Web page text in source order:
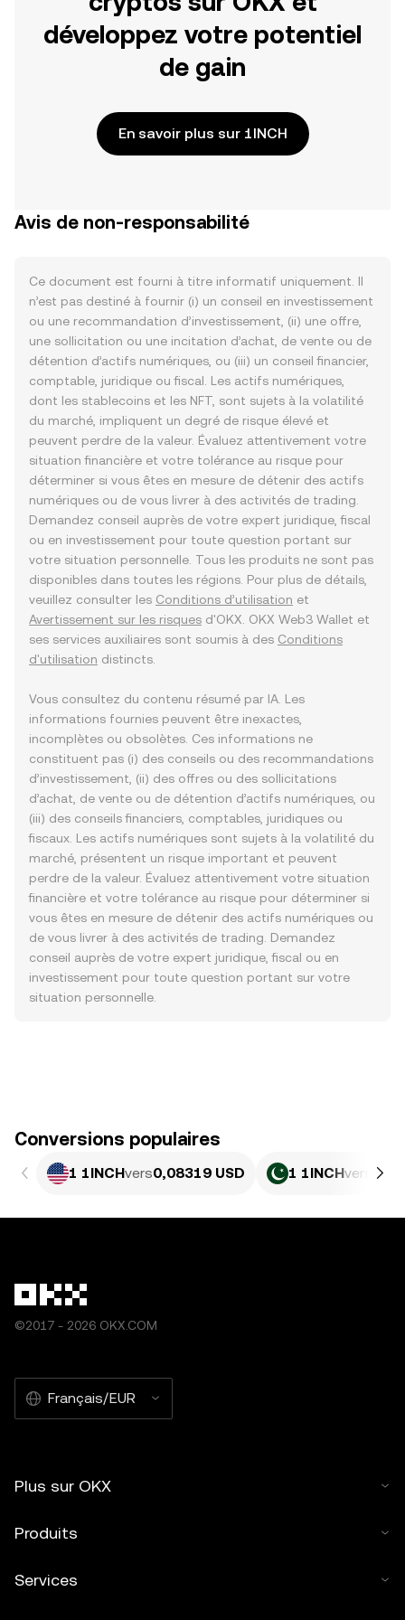
développez votre potentiel
de gain
En savoir plus sur 1INCH
Avis de non-responsabilité
Ce document est fourni à titre informatif uniquement. Il
n’est pas destiné à fournir (i) un conseil en investissement
ou une recommandation d’investissement, (ii) une offre,
une sollicitation ou une incitation d’achat, de vente ou de
détention d’actifs numériques, ou (iii) un conseil financier,
comptable, juridique ou fiscal. Les actifs numériques,
dont les stablecoins et les NFT, sont sujets à la volatilité
du marché, impliquent un degré de risque élevé et
peuvent perdre de la valeur. Évaluez attentivement votre
situation financière et votre tolérance au risque pour
déterminer si vous êtes en mesure de détenir des actifs
numériques ou de vous livrer à des activités de trading.
Demandez conseil auprès de votre expert juridique, fiscal
ou en investissement pour toute question portant sur
votre situation personnelle. Tous les produits ne sont pas
disponibles dans toutes les régions. Pour plus de détails,
veuillez consulter les Conditions d’utilisation et
Avertissement sur les risques d'OKX. OKX Web3 Wallet et
ses services auxiliaires sont soumis à des Conditions
d'utilisation distincts.
Vous consultez du contenu résumé par IA. Les
informations fournies peuvent être inexactes,
incomplètes ou obsolètes. Ces informations ne
constituent pas (i) des conseils ou des recommandations
d’investissement, (ii) des offres ou des sollicitations
d’achat, de vente ou de détention d’actifs numériques, ou
(iii) des conseils financiers, comptables, juridiques ou
fiscaux. Les actifs numériques sont sujets à la volatilité du
marché, présentent un risque important et peuvent
perdre de la valeur. Évaluez attentivement votre situation
financière et votre tolérance au risque pour déterminer si
vous êtes en mesure de détenir des actifs numériques ou
de vous livrer à des activités de trading. Demandez
conseil auprès de votre expert juridique, fiscal ou en
investissement pour toute question portant sur votre
situation personnelle.
Conversions populaires
1 1INCHvers0,08319 USD 1 1INCHvers
©2017 - 2026 OKX.COM
Français/EUR
Plus sur OKX
Produits
Services